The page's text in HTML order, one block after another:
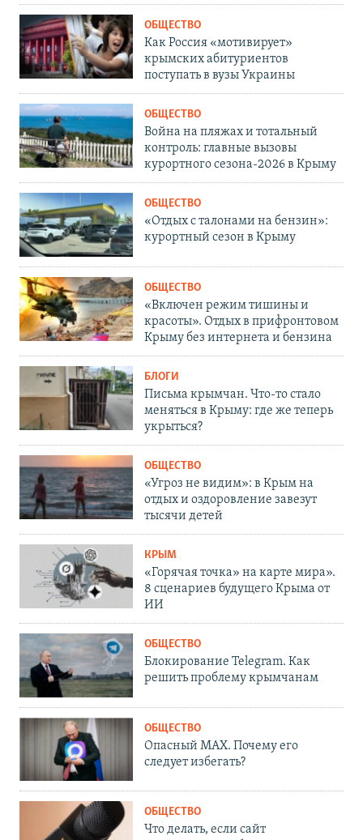
ОБЩЕСТВО
Как Россия «мотивирует»
крымских абитуриентов
поступать в вузы Украины
ОБЩЕСТВО
Война на пляжах и тотальный
контроль: главные вызовы
курортного сезона-2026 в Крыму
ОБЩЕСТВО
«Отдых с талонами на бензин»:
курортный сезон в Крыму
ОБЩЕСТВО
«Включен режим тишины и
красоты». Отдых в прифронтовом
Крыму без интернета и бензина
БЛОГИ
Письма крымчан. Что-то стало
меняться в Крыму: где же теперь
укрыться?
ОБЩЕСТВО
«Угроз не видим»: в Крым на
отдых и оздоровление завезут
тысячи детей
КРЫМ
«Горячая точка» на карте мира».
8 сценариев будущего Крыма от
ИИ
ОБЩЕСТВО
Блокирование Telegram. Как
решить проблему крымчанам
ОБЩЕСТВО
Опасный MAX. Почему его
следует избегать?
ОБЩЕСТВО
Что делать, если сайт